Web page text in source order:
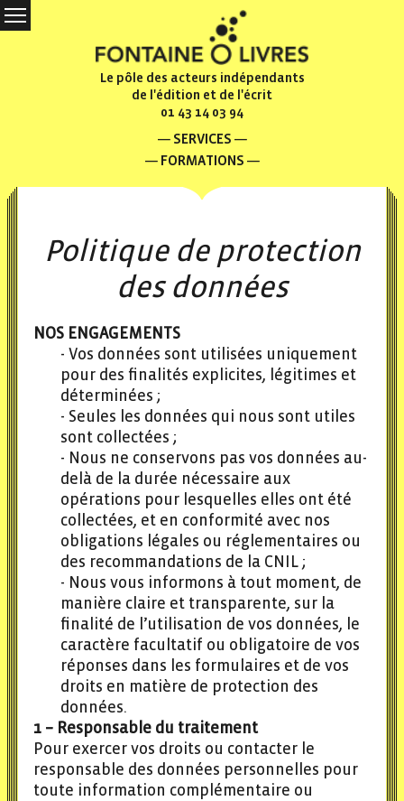
Le pôle des acteurs indépendants
de l'édition et de l'écrit
01 43 14 03 94
SERVICES
FORMATIONS
Politique de protection
des données
NOS ENGAGEMENTS
Vos données sont utilisées uniquement
pour des finalités explicites, légitimes et
déterminées ;
Seules les données qui nous sont utiles
sont collectées ;
Nous ne conservons pas vos données au-
delà de la durée nécessaire aux
opérations pour lesquelles elles ont été
collectées, et en conformité avec nos
obligations légales ou réglementaires ou
des recommandations de la CNIL ;
Nous vous informons à tout moment, de
manière claire et transparente, sur la
finalité de l’utilisation de vos données, le
caractère facultatif ou obligatoire de vos
réponses dans les formulaires et de vos
droits en matière de protection des
données.
1 – Responsable du traitement
Pour exercer vos droits ou contacter le
responsable des données personnelles pour
toute information complémentaire ou